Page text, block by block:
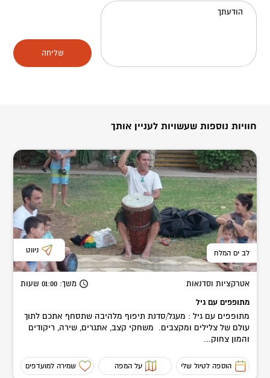
הודעתך
שליחה
חוויות נוספות שעשויות לעניין אותך
לב ים המלח ניווט
אטרקציות וסדנאות משך: 01:00 שעות
מתופפים עם גיל
מתופפים עם גיל : מעגל/סדנת תיפוף מלהיבה שתסחף אתכם לתוך
עולם של צלילים ומקצבים. משחקי קצב, אתגרים, שירה, ריקודים
והמון צחוק...
הוספה לטיול שלי על המפה שמירה למועדפים